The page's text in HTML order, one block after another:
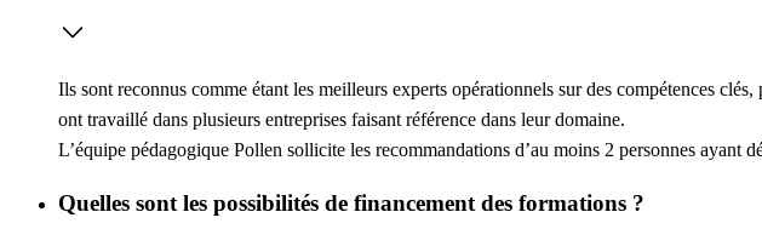
Ils sont reconnus comme étant les meilleurs experts opérationnels sur des compétences
ont travaillé dans plusieurs entreprises faisant référence dans leur domaine.
L’équipe pédagogique Pollen sollicite les recommandations d’au moins 2 personnes ayant
Quelles sont les possibilités de financement des formations ?